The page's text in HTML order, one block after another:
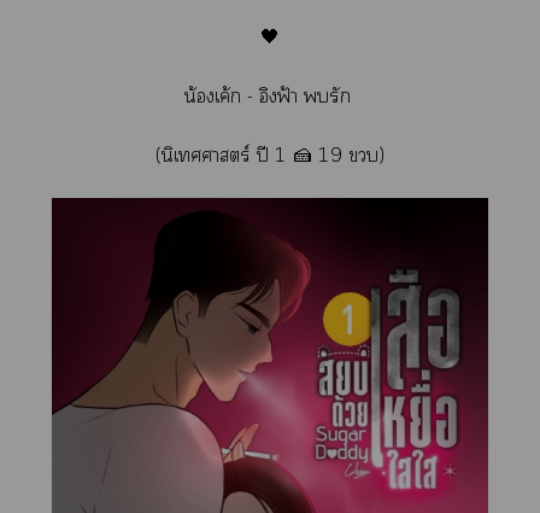
🖤
น้องเค้ก - อิงฟ้า รัก
(นิเทศศาสตร์ ปี 1 🍰 19 )